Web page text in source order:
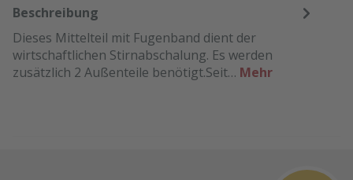
Beschreibung
Dieses Mittelteil mit Fugenband dient der
wirtschaftlichen Stirnabschalung. Es werden
zusätzlich 2 Außenteile benötigt.Seit… Mehr